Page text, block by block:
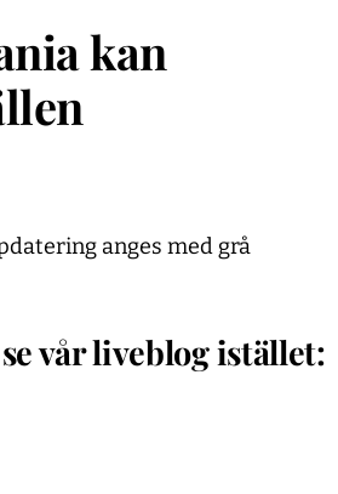
kan
anges med grå
vår liveblog istället: